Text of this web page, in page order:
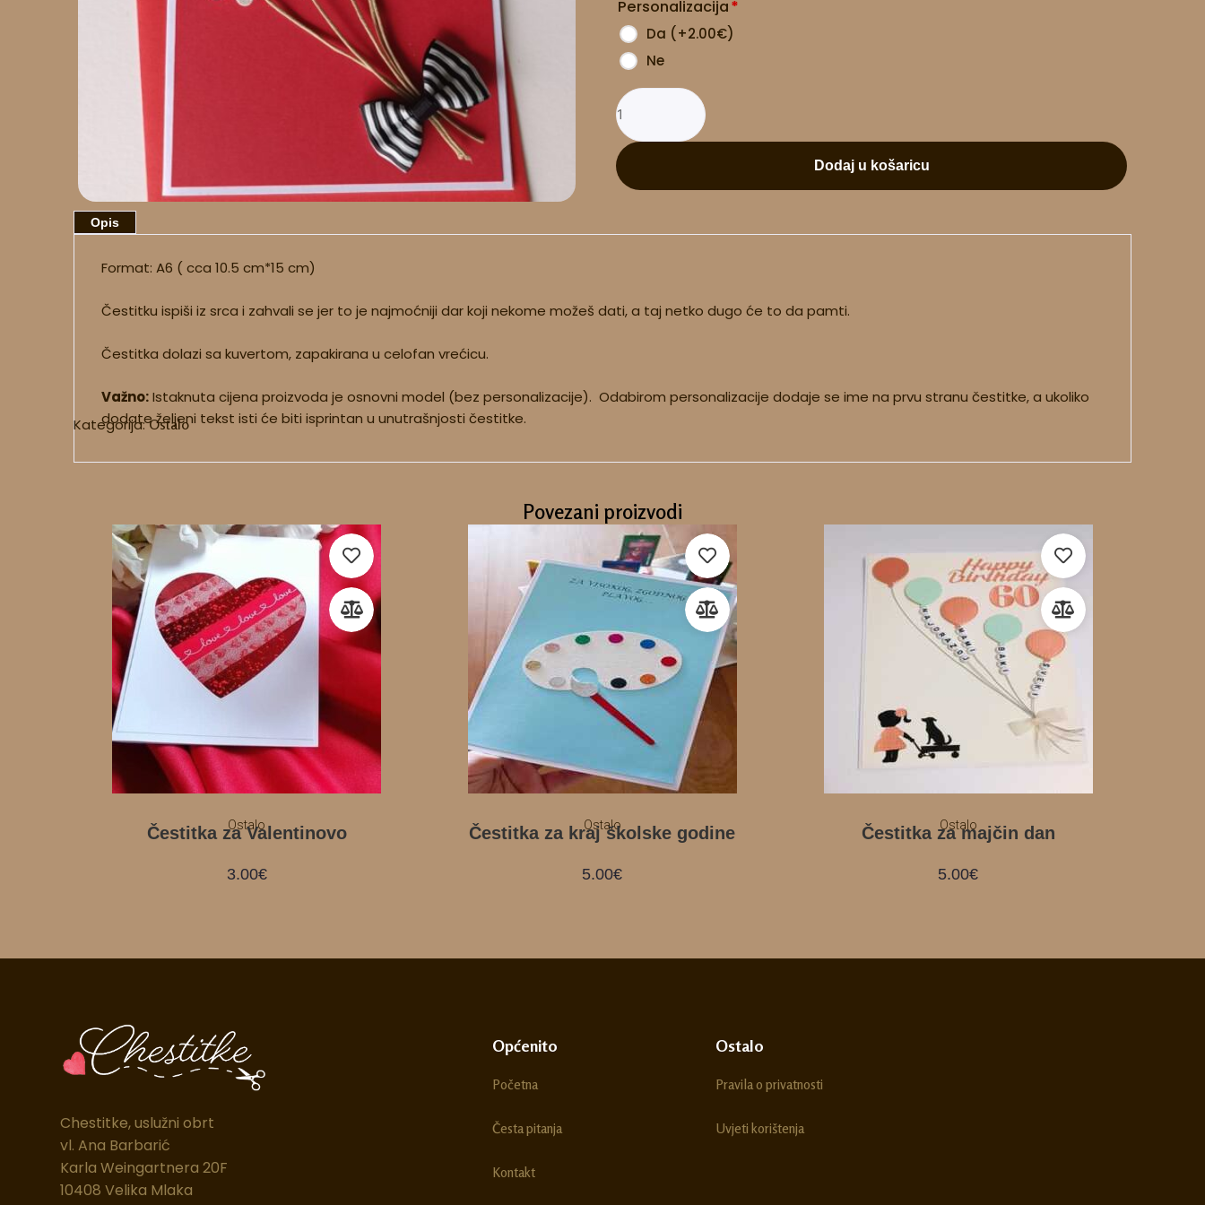
Personalizacija*
Da (+2.00€)
Ne
Dodaj u košaricu
Opis
Format: A6 ( cca 10.5 cm*15 cm)
Čestitku ispiši iz srca i zahvali se jer to je najmoćniji dar koji nekome možeš dati, a taj netko dugo će to da pamti.
Čestitka dolazi sa kuvertom, zapakirana u celofan vrećicu.
Važno:Istaknuta cijena proizvoda je osnovni model (bez personalizacije). Odabirom personalizacije dodaje se ime na prvu stranu čestitke, a ukoliko
dodate željeni tekst isti će biti isprintan u unutrašnjosti čestitke.
Kategorija:Ostalo
Povezani proizvodi
Ostalo
Čestitka za Valentinovo
3.00€
Ostalo
Čestitka za kraj školske godine
5.00€
Ostalo
Čestitka za majčin dan
5.00€
Chestitke, uslužni obrt
vl. Ana Barbarić
Karla Weingartnera 20F
10408 Velika Mlaka
Općenito
Početna
Česta pitanja
Kontakt
Ostalo
Pravila o privatnosti
Uvjeti korištenja